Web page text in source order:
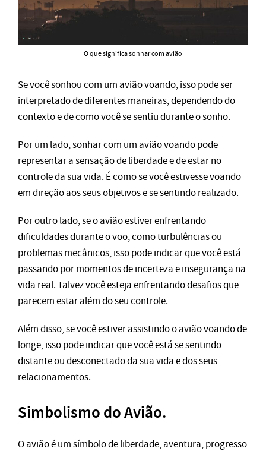
O que significa sonhar com avião
Se você sonhou com um avião voando, isso pode ser
interpretado de diferentes maneiras, dependendo do
contexto e de como você se sentiu durante o sonho.
Por um lado, sonhar com um avião voando pode
representar a sensação de liberdade e de estar no
controle da sua vida. É como se você estivesse voando
em direção aos seus objetivos e se sentindo realizado.
Por outro lado, se o avião estiver enfrentando
dificuldades durante o voo, como turbulências ou
problemas mecânicos, isso pode indicar que você está
passando por momentos de incerteza e insegurança na
vida real. Talvez você esteja enfrentando desafios que
parecem estar além do seu controle.
Além disso, se você estiver assistindo o avião voando de
longe, isso pode indicar que você está se sentindo
distante ou desconectado da sua vida e dos seus
relacionamentos.
Simbolismo do Avião.
O avião é um símbolo de liberdade, aventura, progresso